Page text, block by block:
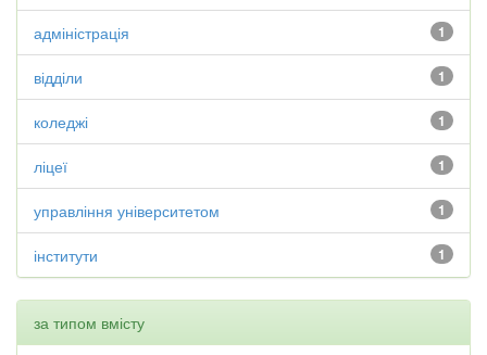
1
адміністрація
1
відділи
1
коледжі
1
ліцеї
1
управління університетом
1
інститути
за типом вмісту